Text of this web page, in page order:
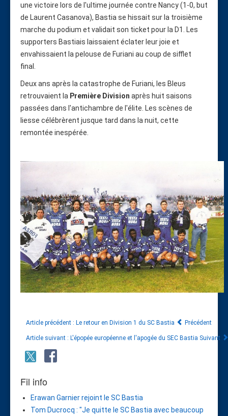
une victoire lors de l'ultime journée contre Nancy (1-0, but
de Laurent Casanova), Bastia se hissait sur la troisième
marche du podium et validait son ticket pour la D1. Les
supporters Bastiais laissaient éclater leur joie et
envahissaient la pelouse de Furiani au coup de sifflet
final.
Deux ans après la catastrophe de Furiani, les Bleus
retrouvaient la Première Division après huit saisons
passées dans l'antichambre de l'élite. Les scènes de
liesse célébrèrent jusque tard dans la nuit, cette
remontée inespérée.
Article précédent : Le retour en Division 1 du SC Bastia Précédent
Article suivant : L'épopée européenne et l'apogée du SEC Bastia Suivant
Fil info
Erawan Garnier rejoint le SC Bastia
Tom Ducrocq : "Je quitte le SC Bastia avec beaucoup